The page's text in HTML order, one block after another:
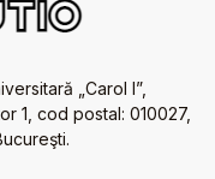
„Carol I”,
1, cod postal: 010027,